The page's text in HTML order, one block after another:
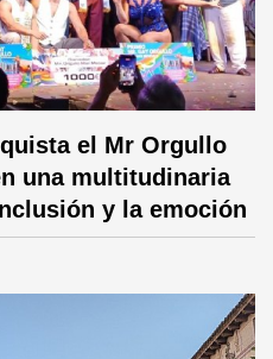
el Mr Orgullo
una multitudinaria
y la emoción